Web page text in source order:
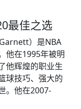
最佳之选
）是NBA
他在1995年被明
他辉煌的职业生
球技巧、强大的
。他在2007-